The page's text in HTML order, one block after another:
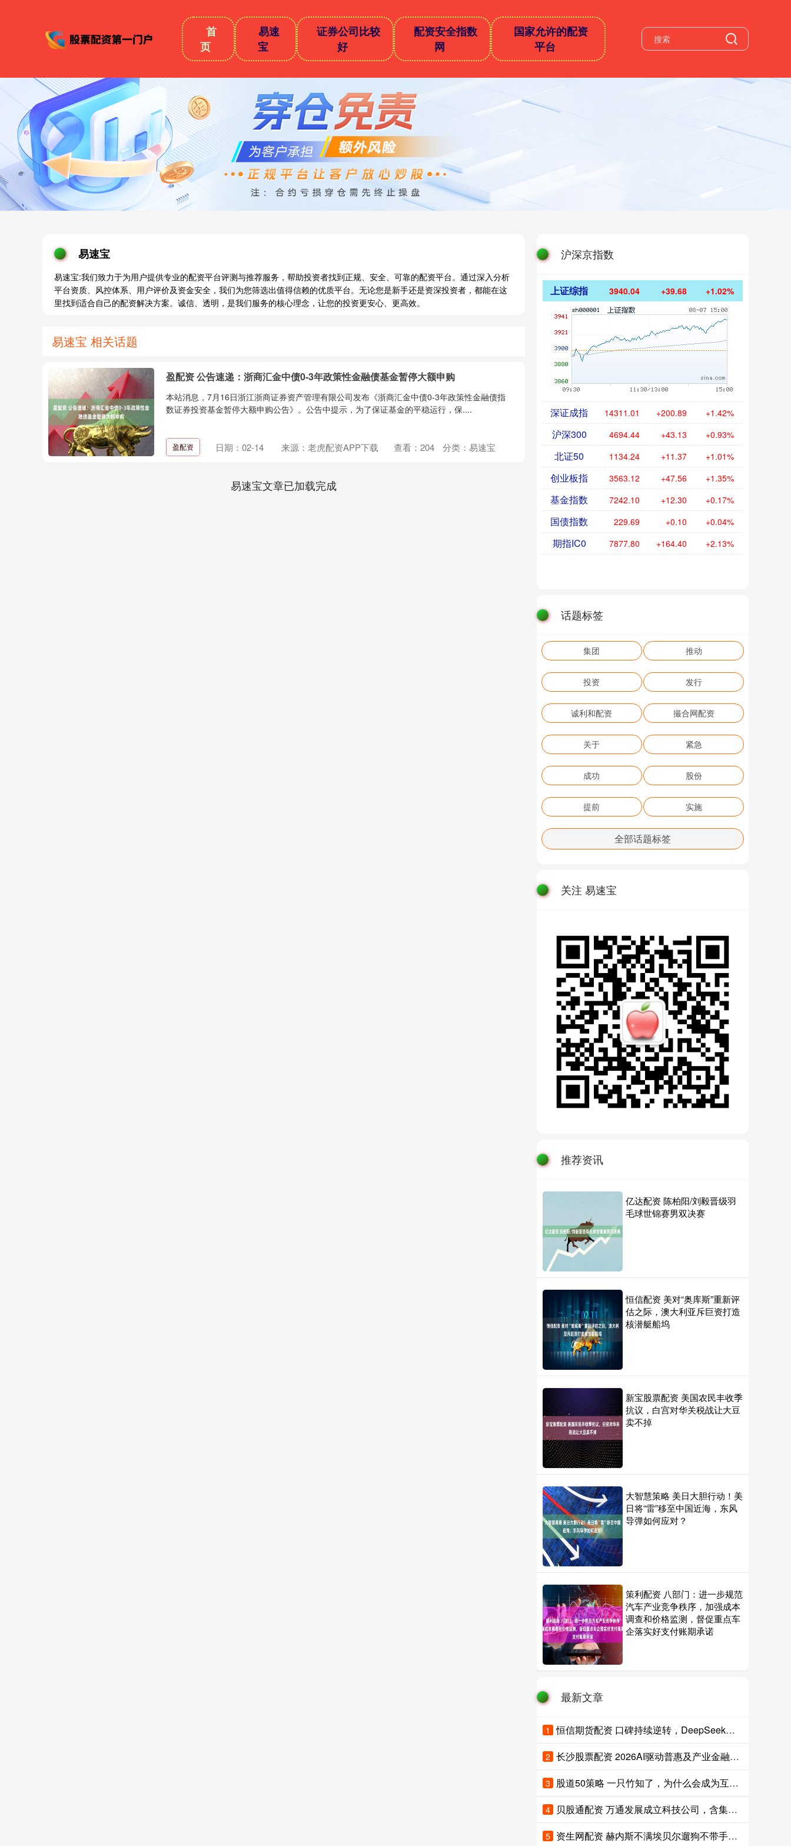
首
页
易速
宝
证券公司比较
好
配资安全指数
网
国家允许的配资
平台
易速宝
易速宝:我们致力于为用户提供专业的配资平台评测与推荐服务，帮助投资者找到正规、安全、可靠的配资平台。通过深入分析
平台资质、风控体系、用户评价及资金安全，我们为您筛选出值得信赖的优质平台。无论您是新手还是资深投资者，都能在这
里找到适合自己的配资解决方案。诚信、透明，是我们服务的核心理念，让您的投资更安心、更高效。
易速宝 相关话题
盈配资 公告速递：浙商汇金中债0-3年政策性金融债基金暂停大额申购
本站消息，7月16日浙江浙商证券资产管理有限公司发布《浙商汇金中债0-3年政策性金融债指
数证券投资基金暂停大额申购公告》。公告中提示，为了保证基金的平稳运行，保....
盈配资 日期：02-14 来源：老虎配资APP下载 查看： 204 分类： 易速宝
易速宝文章已加载完成
沪深京指数
上证综指 3940.04 +39.68 +1.02%
深证成指 14311.01 +200.89 +1.42%
沪深300 4694.44 +43.13 +0.93%
北证50 1134.24 +11.37 +1.01%
创业板指 3563.12 +47.56 +1.35%
基金指数 7242.10 +12.30 +0.17%
国债指数 229.69 +0.10 +0.04%
期指IC0 7877.80 +164.40 +2.13%
话题标签
集团 推动
投资 发行
诚利和配资 撮合网配资
关于 紧急
成功 股份
提前 实施
全部话题标签
关注 易速宝
推荐资讯
亿达配资 陈柏阳/刘毅晋级羽
毛球世锦赛男双决赛
恒信配资 美对“奥库斯”重新评
估之际，澳大利亚斥巨资打造
核潜艇船坞
新宝股票配资 美国农民丰收季
抗议，白宫对华关税战让大豆
卖不掉
大智慧策略 美日大胆行动！美
日将“雷”移至中国近海，东风
导弹如何应对？
策利配资 八部门：进一步规范
汽车产业竞争秩序，加强成本
调查和价格监测，督促重点车
企落实好支付账期承诺
最新文章
1 恒信期货配资 口碑持续逆转，DeepSeek成全球AI斩杀线
2 长沙股票配资 2026AI驱动普惠及产业金融创新闭门交流会暨星图AI新产品发布会成功举办
3 股道50策略 一只竹知了，为什么会成为互联网热点
4 贝股通配资 万通发展成立科技公司，含集成电路设计业务
5 资生网配资 赫内斯不满埃贝尔遛狗不带手机；他今夏清不掉冗员可能被开